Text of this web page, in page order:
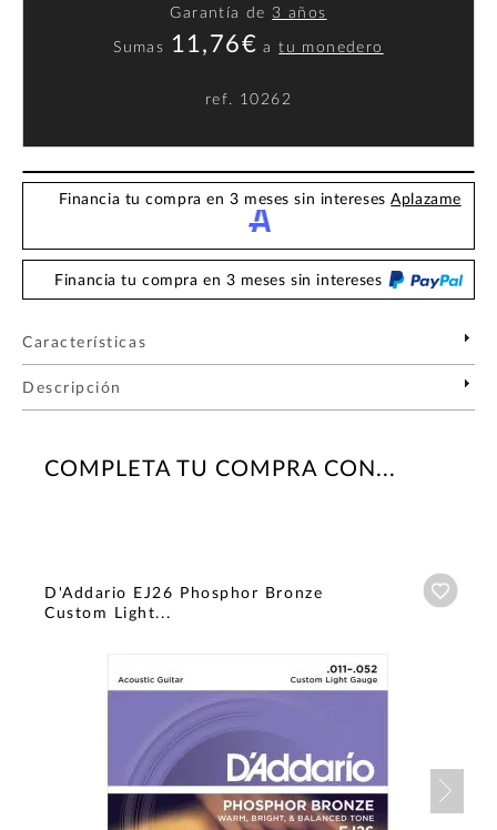
Garantía de 3 años
Sumas 11,76€ atu monedero
ref. 10262
Financia tu compra en 3 meses sin interesesAplazame
Financia tu compra en 3 meses sin intereses
Características
Descripción
COMPLETA TU COMPRA CON...
D'Addario EJ26 Phosphor Bronze
Custom Light...